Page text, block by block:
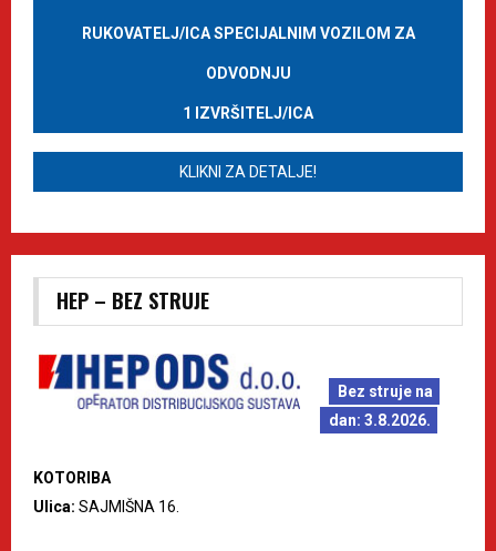
RUKOVATELJ/ICA SPECIJALNIM VOZILOM ZA
ODVODNJU
1 IZVRŠITELJ/ICA
KLIKNI ZA DETALJE!
HEP – BEZ STRUJE
Bez struje na
dan: 3.8.2026.
KOTORIBA
Ulica: SAJMIŠNA 16.